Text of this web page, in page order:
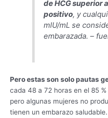
de HCG superior
positivo, y
mIU/mL se
embarazada. –
Pero estas son solo pautas
cada 48 a 72 horas en el 85
pero algunas mujeres no
tienen un embarazo